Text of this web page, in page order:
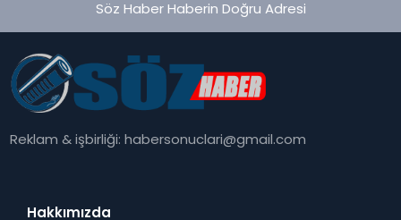
Söz Haber Haberin Doğru Adresi
Reklam & işbirliği:habersonuclari@gmail.com
Hakkımızda